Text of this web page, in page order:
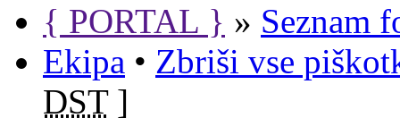
{ PORTAL } » Seznam
Ekipa • Zbriši vse
DST]